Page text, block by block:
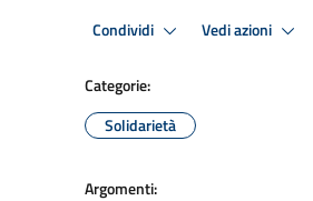
Condividi Vedi azioni
Categorie:
Solidarietà
Argomenti: